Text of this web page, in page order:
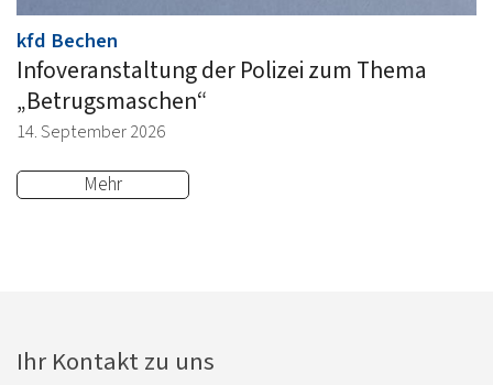
kfd Bechen
Infoveranstaltung der Polizei zum Thema
„Betrugsmaschen“
14. September 2026
Mehr
Ihr Kontakt zu uns